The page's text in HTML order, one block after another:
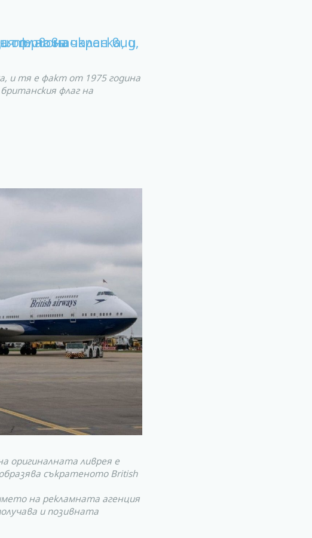
и тя е факт от 1975 година
флаг на
оригиналната ливрея е
съкратеното British
на рекламната агенция
и позивната